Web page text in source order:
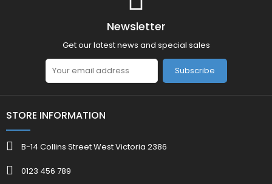
Newsletter
Get our latest news and special sales
Subscribe
STORE INFORMATION
B-14 Collins Street West Victoria 2386
0123 456 789